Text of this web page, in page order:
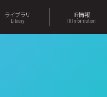
ライブラリ
Library
IR情報
IR Information